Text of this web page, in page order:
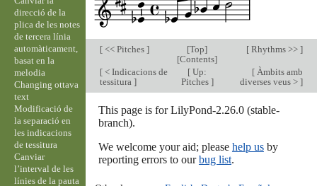
[<< Pitches ] [Top]
[Contents]
[Rhythms >> ]
[< Indicacions de
tessitura ]
[ Up:
Pitches ]
[Àmbits amb
diverses veus > ]
This page is for LilyPond-2.26.0 (stable-
branch).
We welcome your aid; please help usby
reporting errors to ourbug list.
direcció de la
plica de les notes
de tercera línia
automàticament,
basat en la
melodia
Changing ottava
text
Modificació de
la separació en
les indicacions
de tessitura
Canviar
l’interval de les
línies de la pauta